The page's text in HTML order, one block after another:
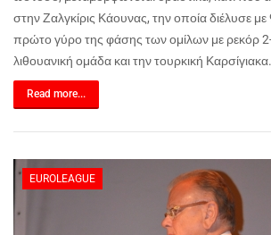
στην Ζαλγκίρις Κάουνας, την οποία διέλυσε με
πρώτο γύρο της φάσης των ομίλων με ρεκόρ 2-
λιθουανική ομάδα και την τουρκική Καρσίγιακα.
Read more...
EUROLEAGUE